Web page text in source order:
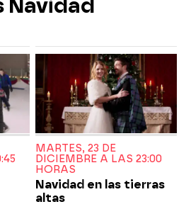
Navidad
MARTES, 23 DE
DICIEMBRE A LAS 23:00
HORAS
Navidad en las tierras
altas